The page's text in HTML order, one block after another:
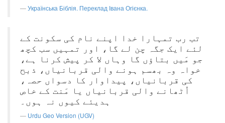
Українська Біблія. Переклад Івана Огієнка.
تب رب تمہارا خدا اپنے نام کی سکونت کے
لئے ایک جگہ چن لے گا، اور تمہیں سب کچھ
جو مَیں بتاؤں گا وہاں لا کر پیش کرنا ہے،
خواہ وہ بھسم ہونے والی قربانیاں، ذبح
کی قربانیاں، پیداوار کا دسواں حصہ،
اُٹھانے والی قربانیاں یا مَنت کے خاص
ہدیئے کیوں نہ ہوں۔
Urdu Geo Version (UGV)